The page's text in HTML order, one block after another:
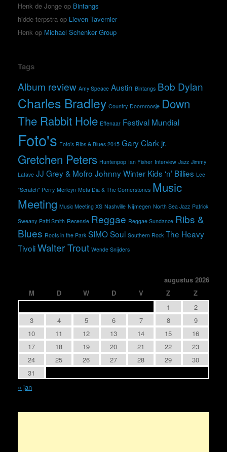
Henk de Jonge op Bintangs
hidde terpstra op Lieven Tavernier
Henk op Michael Schenker Group
Tags
Album review Amy Speace Austin Bintangs Bob Dylan
Charles Bradley Country Doornroosje Down
The Rabbit Hole Effenaar Festival Mundial
Foto's Foto's Ribs & Blues 2015 Gary Clark jr.
Gretchen Peters Huntenpop Ian Fisher Interview Jazz Jimmy
Lafave JJ Grey & Mofro Johnny Winter Kids ‘n’ Billies Lee
"Scratch" Perry Merleyn Meta Dia & The Cornerstones Music
Meeting Music Meeting XS Nashville Nijmegen North Sea Jazz Patrick
Sweany Patti Smith Recensie Reggae Reggae Sundance Ribs &
Blues Roots in the Park SIMOSoul Southern Rock The Heavy
TivoliWalter Trout Wende Snijders
augustus 2026
M
D W D V Z
Z
1
2
3
4 5 6 7 8
9
10
11 12 13 14 15
16
17
18 19 20 21 22
23
24
25 26 27 28 29
30
31
« jan